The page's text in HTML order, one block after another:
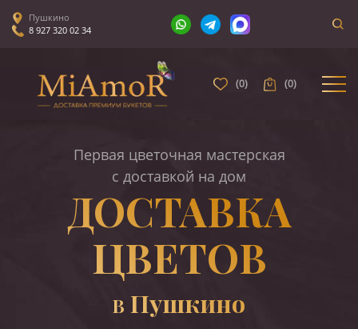
Пушкино
8 927 320 02 34
(0) (0)
Первая цветочная мастерская
с доставкой на дом
ДОСТАВКА
ЦВЕТОВ
В Пушкино